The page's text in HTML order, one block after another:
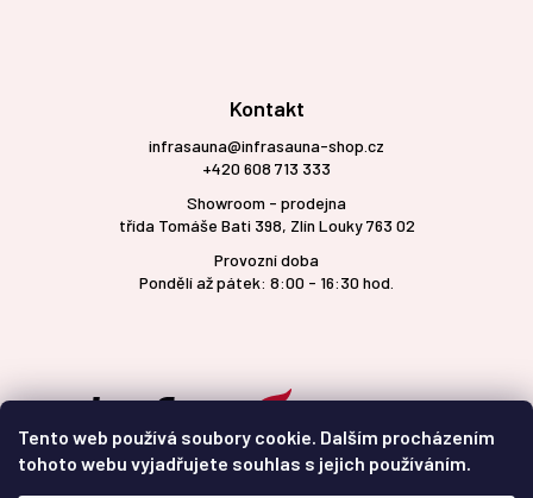
Tento web používá soubory cookie. Dalším procházením
tohoto webu vyjadřujete souhlas s jejich používáním.
Kontakt
infrasauna@infrasauna-shop.cz
+420 608 713 333
Showroom - prodejna
třída Tomáše Bati 398, Zlín Louky 763 02
Provozní doba
Pondělí až pátek: 8:00 - 16:30 hod.